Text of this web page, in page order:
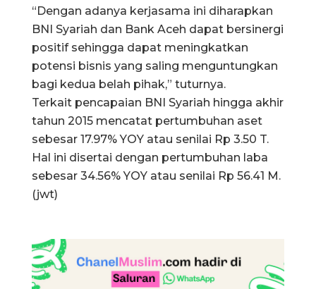
“Dengan adanya kerjasama ini diharapkan
BNI Syariah dan Bank Aceh dapat bersinergi
positif sehingga dapat meningkatkan
potensi bisnis yang saling menguntungkan
bagi kedua belah pihak,” tuturnya.
Terkait pencapaian BNI Syariah hingga akhir
tahun 2015 mencatat pertumbuhan aset
sebesar 17.97% YOY atau senilai Rp 3.50 T.
Hal ini disertai dengan pertumbuhan laba
sebesar 34.56% YOY atau senilai Rp 56.41 M.
(jwt)